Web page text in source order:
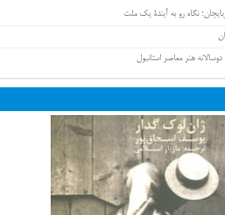
نگاه رو به آیندۀ یک ملت
هنر معاصر استانبول